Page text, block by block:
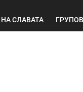
СЛАВАТА